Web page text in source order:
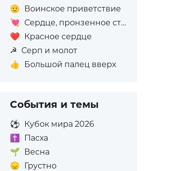
🫡 Воинское приветствие
💘 Сердце, пронзенное стрелой
❤️ Красное сердце
☭ Серп и молот
👍
Большой палец вверх
События и темы
⚽ Кубок мира 2026
✝️
Пасха
🌱 Весна
😞 Грустно